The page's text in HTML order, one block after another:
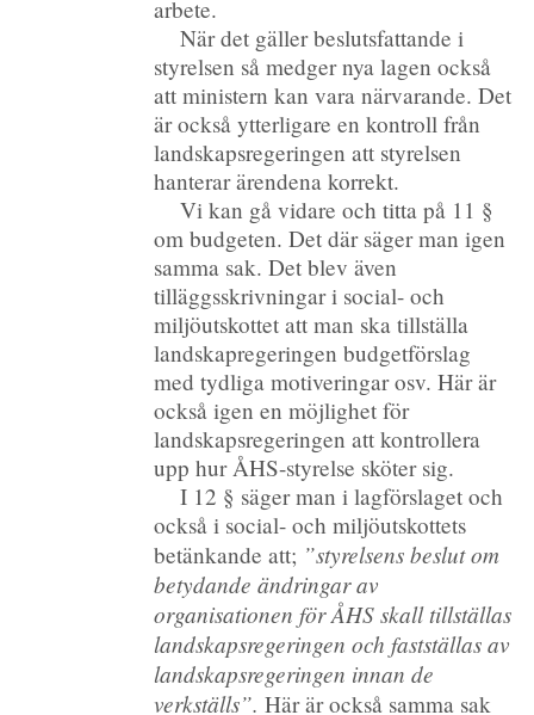
arbete.
När det gäller beslutsfattande i
styrelsen så medger nya lagen också
att ministern kan vara närvarande. Det
är också ytterligare en kontroll från
landskapsregeringen att styrelsen
hanterar ärendena korrekt.
Vi kan gå vidare och titta på 11 §
om budgeten. Det där säger man igen
samma sak. Det blev även
tilläggsskrivningar i social- och
miljöutskottet att man ska tillställa
landskapregeringen budgetförslag
med tydliga motiveringar osv. Här är
också igen en möjlighet för
landskapsregeringen att kontrollera
upp hur ÅHS-styrelse sköter sig.
I 12 § säger man i lagförslaget och
också i social- och miljöutskottets
betänkande att; ”styrelsens beslut om
betydande ändringar av
organisationen för ÅHS skall tillställas
landskapsregeringen och fastställas av
landskapsregeringen innan de
verkställs”. Här är också samma sak